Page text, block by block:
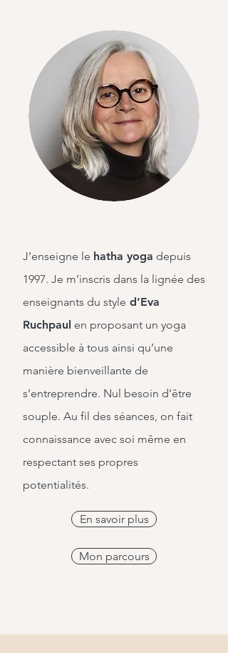
J’enseigne le hatha yoga depuis
1997. Je m’inscris dans la lignée des
enseignants du style d’Eva
Ruchpaul en proposant un yoga
accessible à tous ainsi qu’une
manière bienveillante de
s’entreprendre. Nul besoin d’être
souple. Au fil des séances, on fait
connaissance avec soi même en
respectant ses propres
potentialités.
En savoir plus
Mon parcours